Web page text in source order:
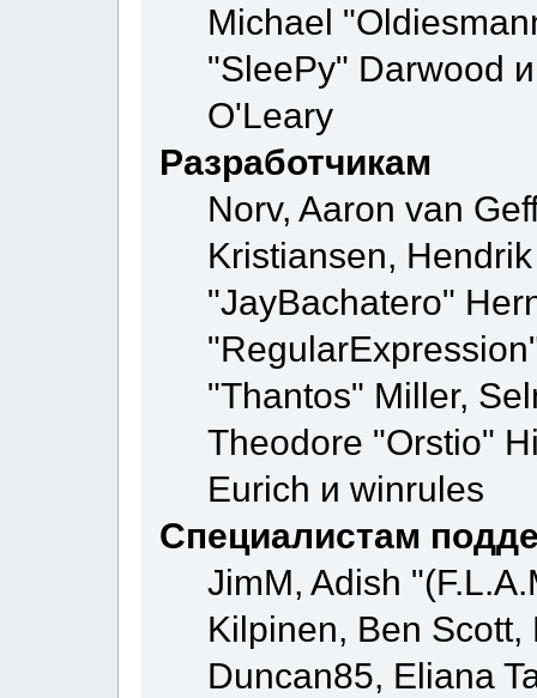
Michael
"SleePy" Darwood
O'Leary
Разработчикам
Norv, Aaron van
Kristiansen,
"JayBachatero"
"Thantos" Miller,
Theodore "Orstio"
Eurich и winrules
Специалистам
JimM, Adish
Kilpinen, Ben Scott,
Duncan85, Eliana